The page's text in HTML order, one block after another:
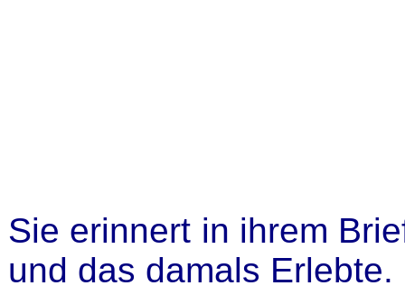
Sie erinnert in ihrem
und das damals Erlebte.